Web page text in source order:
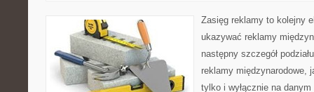
Zasięg reklamy to kolejny
ukazywać reklamy
następny szczegół
reklamy międzynarodowe,
tylko i wyłącznie na